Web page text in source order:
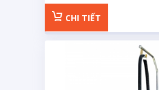
chữa thân xe
CHI TIẾT